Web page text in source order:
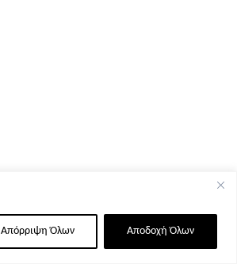
Απόρριψη Όλων Αποδοχή Όλων